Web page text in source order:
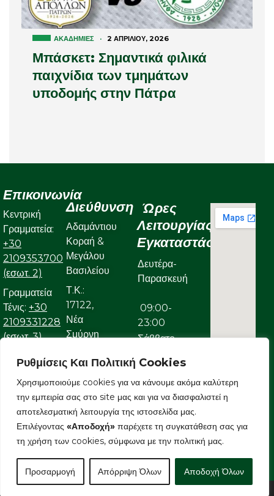
Ρυθμίσεις Και Πολιτική Cookies
Χρησιμοποιούμε cookies για να κάνουμε ακόμα καλύτερη
την εμπειρία σας στο site μας και για να διασφαλιστεί η
αποτελεσματική λειτουργία της ιστοσελίδα μας.
Επιλέγοντας «Αποδοχή» παρέχετε τη συγκατάθεση σας για
τη χρήση των cookies, σύμφωνα με την πολιτική μας.
Προσαρμογή Απόρριψη Όλων Αποδοχή Όλων
ΑΚΑΔΗΜΊΕΣ · 2 ΑΠΡΙΛΊΟΥ, 2026
Μπάσκετ: Σημαντικά φιλικά
παιχνίδια των τμημάτων
υποδομής στην Πάτρα
Επικοινωνία
Κεντρική
Γραμματεία:
+30
2109353700
(εσωτ. 2)
Γραμματεία
Τένις: +30
2109331228
(εσωτ. 3)
Γραμματεία
Κολυμβητικού:
+30
2109323632
info@aonsmilon.gr
Διεύθυνση
Αδαμάντιου
Κοραή &
Μεγάλου
Βασιλείου
Τ.Κ.:
17122,
Νέα
Σμύρνη
Ώρες
Λειτουργίας
Εγκαταστάσεων
Δευτέρα-
Παρασκευή
09:00-
23:00
Σάββατο
09:00-
22:00
Κυριακή
09:00-
22:00